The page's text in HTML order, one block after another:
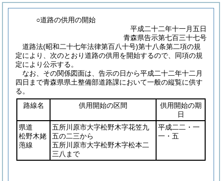
○道路の供用の開始
平成二十二年十一月五日
青森県告示第七百三十七号
道路法(昭和二十七年法律第百八十号)第十八条第二項の規
定により、次のとおり道路の供用を開始するので、同項の規
定により公示する。
なお、その関係図面は、告示の日から平成二十二年十二月
四日まで青森県県土整備部道路課において一般の縦覧に供す
る。
路線名
供用開始の区間
供用開始の期
日
県道
松野木姥
萢線
五所川原市大字松野木字花笠九
五の二三から
五所川原市大字松野木字松本二
三八まで
平成二二・一
一・五